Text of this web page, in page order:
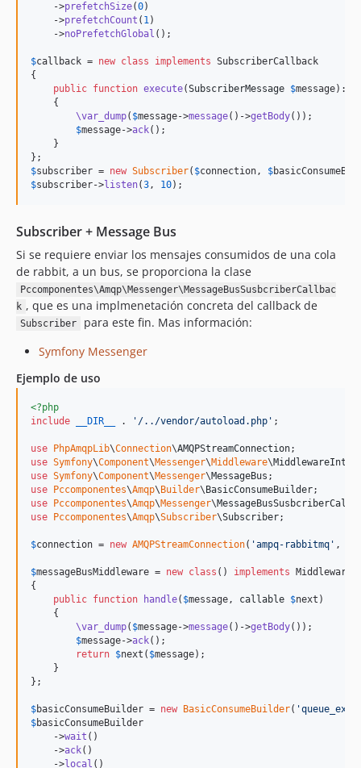
    ->
prefetchSize(0)
    ->
prefetchCount ( 1)
    ->
noPrefetchGlobal ();
$callback = new class implements SubscriberCallback
{
public function execute(SubscriberMessage $message):
    {
\var_dump( $message->message()->getBody());
$message->ack();
    }
$subscriber = new Subscriber( $connection, $
$subscriber->listen(3, 10);
Subscriber + Message Bus
Si se requiere enviar los mensajes consumidos de una cola
de rabbit, a un bus, se proporciona la clase
Pccomponentes\Amqp\Messenger\MessageBusSusbcriberCallbac
k , que es una implmenetación concreta del callback de
Subscriber
para este fin. Mas información:
Symfony Messenger
Ejemplo de uso
<?php
include
__DIR__ . ' /../vendor/autoload.php ' ;
use PhpAmqpLib\Connection\AMQPStreamConnection
use Symfony\Component\Messenger\Middleware\
use Symfony\Component\Messenger\MessageBus
use
Pccomponentes\Amqp\ Builder\ BasicConsumeBuilder
use
Pccomponentes\Amqp\Messenger\
use
Pccomponentes\Amqp\Subscriber\Subscriber;
$connection = new AMQPStreamConnection( 'ampq-rabbitmq ' ,
$messageBusMiddleware = new class () implements
{
public function handle( $message, callable $next )
    {
\var_dump( $message->message()->getBody());
$message->ack();
return $next ( $message);
    }
};
$basicConsumeBuilder = new BasicConsumeBuilder( '
$basicConsumeBuilder
    ->
wait ()
    ->
ack()
    ->
local ()